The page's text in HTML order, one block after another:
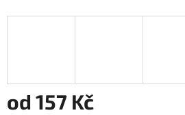
od 157 Kč